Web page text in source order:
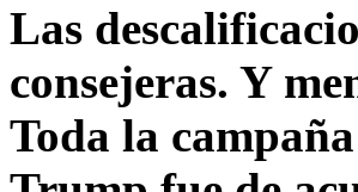
Las
consejeras. Y
Toda la